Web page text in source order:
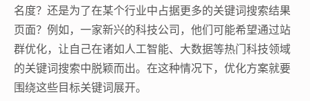
名度？还是为了在某个行业中占据更多的关键词搜索结果
页面？例如，一家新兴的科技公司，他们可能希望通过站
群优化，让自己在诸如人工智能、大数据等热门科技领域
的关键词搜索中脱颖而出。在这种情况下，优化方案就要
围绕这些目标关键词展开。